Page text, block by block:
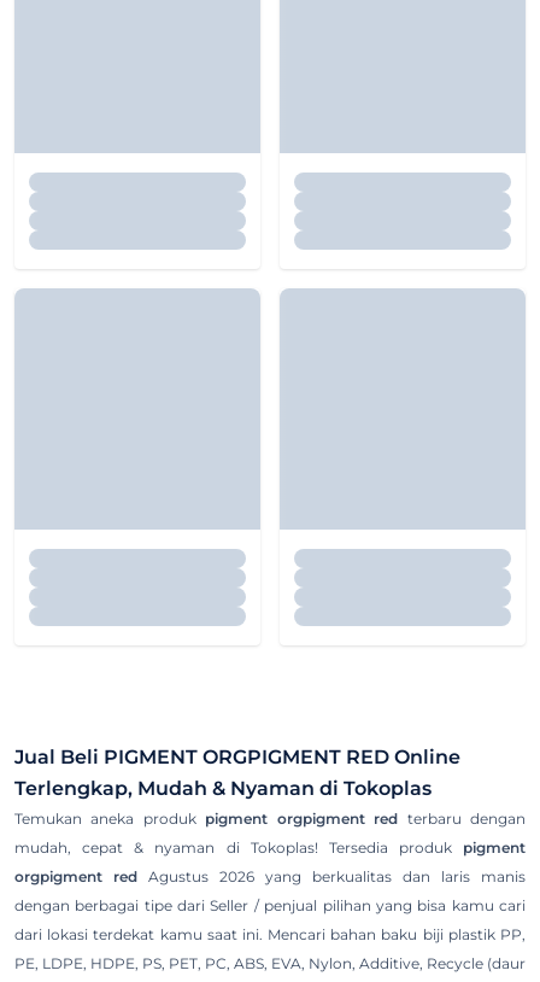
Jual Beli PIGMENT ORGPIGMENT RED Online
Terlengkap, Mudah & Nyaman di Tokoplas
Temukan aneka produk pigment orgpigment red terbaru dengan
mudah, cepat & nyaman di Tokoplas! Tersedia produk pigment
orgpigment red Agustus 2026 yang berkualitas dan laris manis
dengan berbagai tipe dari Seller / penjual pilihan yang bisa kamu cari
dari lokasi terdekat kamu saat ini. Mencari bahan baku biji plastik PP,
PE, LDPE, HDPE, PS, PET, PC, ABS, EVA, Nylon, Additive, Recycle (daur